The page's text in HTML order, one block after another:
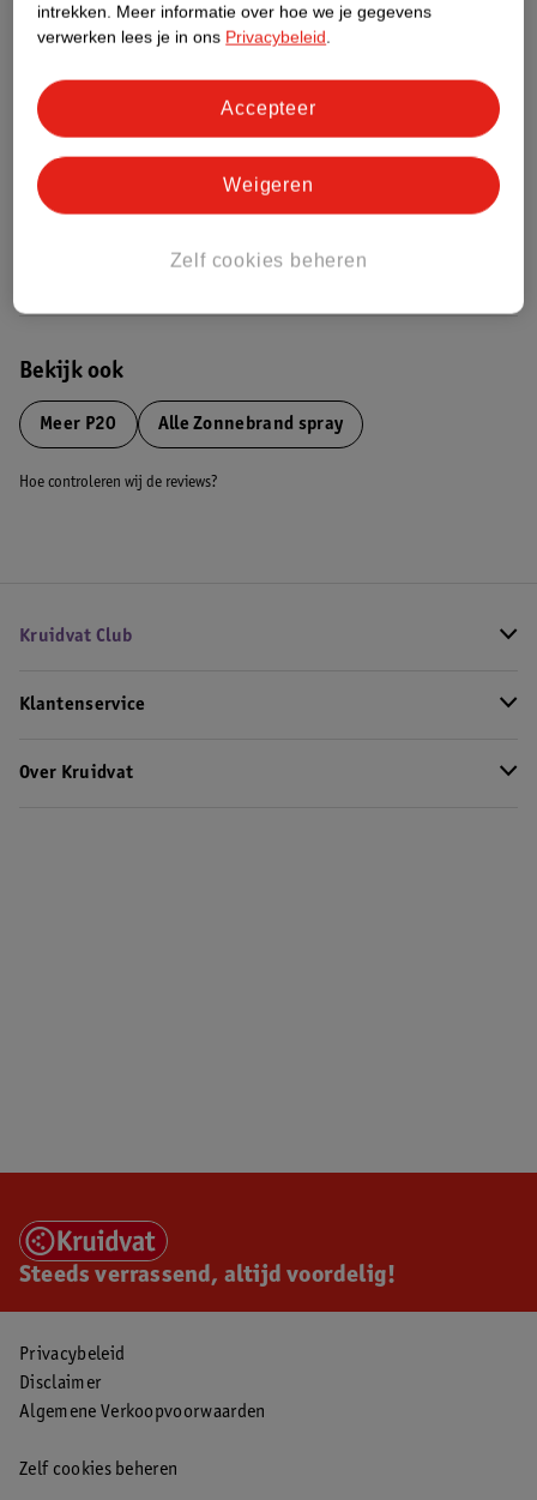
Etiketinformatie
Nature Impact Score
Dit product heeft (nog) geen Nature
Impact Score.
Meer informatie
Bekijk ook
Meer P20 Alle Zonnebrand spray
Hoe controleren wij de reviews?
Kruidvat Club
Klantenservice
Over Kruidvat
Steeds verrassend, altijd voordelig!
Privacybeleid
Disclaimer
Algemene Verkoopvoorwaarden
Zelf cookies beheren
intrekken. Meer informatie over hoe we je gegevens
verwerken lees je in ons Privacybeleid.
Zelf cookies beheren
Weigeren
Accepteer